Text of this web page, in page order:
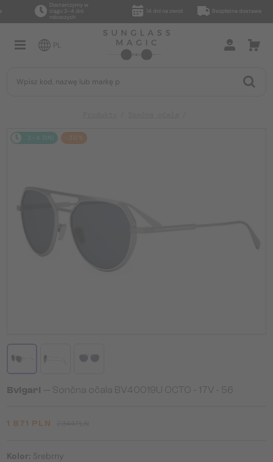
Dostarczymy w
ciągu 2–4 dni
roboczych
14 dni na zwrot Bezpłatna dostawa
PL
2-4 DNI -20%
Bvlgari — Sončna očala BV40019U OCTO - 17V - 56
1 871 PLN
Kolor: Srebrny